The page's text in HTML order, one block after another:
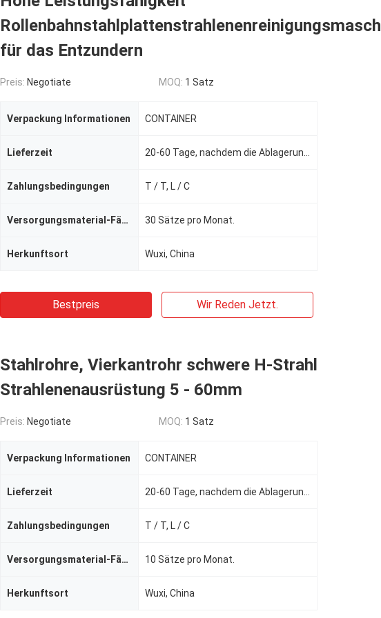
für das Entzundern
Preis: Negotiate MOQ: 1 Satz
Verpackung Informationen CONTAINER
Lieferzeit
Zahlungsbedingungen T / T, L / C
Versorgungsmaterial-Fähigkeit 30 Sätze pro Monat.
Herkunftsort Wuxi, China
Bestpreis Wir Reden Jetzt.
Stahlrohre, Vierkantrohr schwere H-Strahl
Strahlenenausrüstung 5 - 60mm
Preis: Negotiate MOQ: 1 Satz
Verpackung Informationen CONTAINER
Lieferzeit
Zahlungsbedingungen T / T, L / C
Versorgungsmaterial-Fähigkeit 10 Sätze pro Monat.
Herkunftsort Wuxi, China